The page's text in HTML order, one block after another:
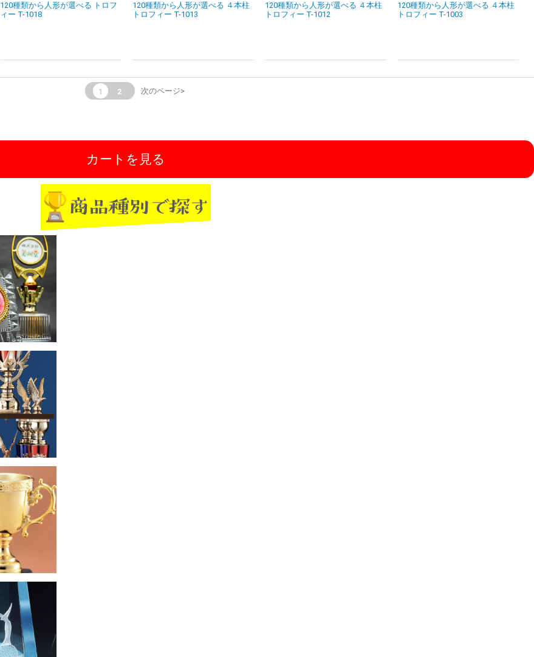
120種類から人形が選べる トロフ
ィー T-1018
120種類から人形が選べる ４本柱
トロフィー T-1013
120種類から人形が選べる ４本柱
トロフィー T-1012
120種類から人形が選べる ４本柱
トロフィー T-1003
1 2
カートを見る